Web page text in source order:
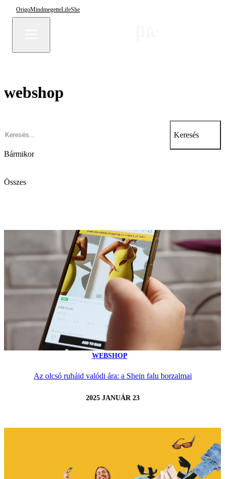
OrigoMindmegetteLifeShe
webshop
Keresés
Bármikor
Összes
WEBSHOP
Az olcsó ruháid valódi ára: a Shein falu borzalmai
2025 JANUÁR 23